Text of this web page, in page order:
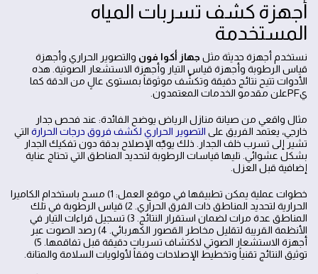
أجهزة كشف تسربات المياه
المستخدمة
نستخدم أجهزة حديثة مثل جهاز أكوا فون والتصوير الحراري وأجهزة
قياس الرطوبة وأجهزة قياس التيار وأجهزة الاستشعار الصوتية. هذه
الأدوات تتيح نتائج دقيقة وتكشّف موثوقاً بمستوى عالٍ من الدقة كما
يPFعلن مقدمو الخدمات المعتمدون.
مثال واقعي من صيانة منازل الرياض يوضح الفائدة: عند فحص جدار
خارجي، يعتمد الفريق على التصوير الحراري لكشف فروق درجات الحرارة التي
تشير إلى تسرب خلف الجدار. ذلك يوجّه الإصلاح بدقة دون تفكيك الجدار
بشكل عشوائي. تليها قياسات الرطوبة لتحديد المناطق التي تحتاج عناية
إضافية قبل العزل.
خطوات عملية يمكن تطبيقها في موقع العمل: 1) مسح باستخدام الكاميرا
الحرارية لتحديد المناطق ذات الفرق الحراري. 2) قياس الرطوبة في تلك
المناطق عدة مرات لضمان استقرار النتائج. 3) تسجيل قراءات التيار في
الأنظمة القريبة لتقليل مخاطر القصور الكهربائي. 4) رصد الصوت عبر
أجهزة الاستشعار الصوتي لاكتشاف تسربات دقيقة قبل تفاقمها. 5)
توثيق النتائج تقنياً وتخطيط الإصلاحات وفقاً لأولويات السلامة والمتانة.